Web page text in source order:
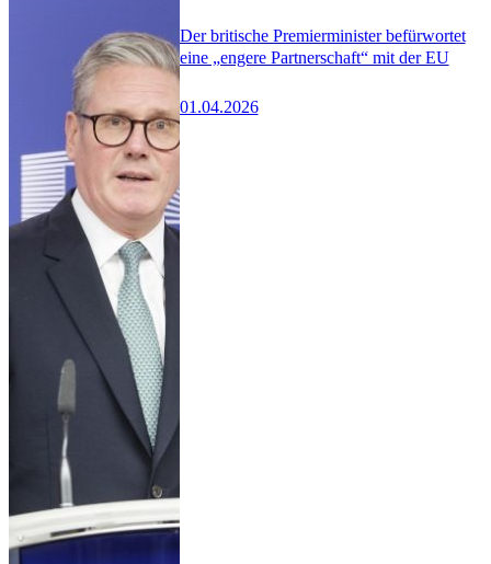
Der britische Premierminister befürwortet
eine „engere Partnerschaft“ mit der EU
01.04.2026